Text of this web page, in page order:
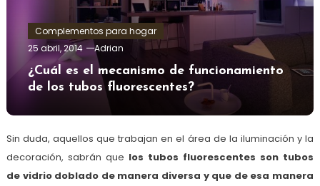
Complementos para hogar
25 abril, 2014
Adrian
¿Cuál es el mecanismo de funcionamiento
de los tubos fluorescentes?
Sin duda, aquellos que trabajan en el área de la iluminación y la
decoración, sabrán que los tubos fluorescentes son tubos
de vidrio doblado de manera diversa y que de esa manera